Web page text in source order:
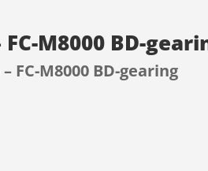
M8000 BD-
FC-M8000 BD-gearing